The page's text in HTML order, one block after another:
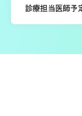
診療担当医師予